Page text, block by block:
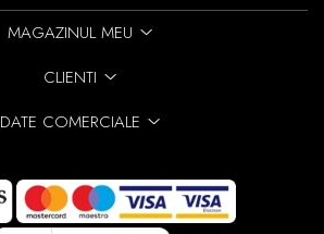
MAGAZINUL MEU
CLIENTI
DATE COMERCIALE